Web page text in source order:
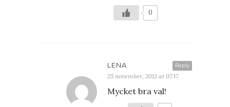
0
Reply
LENA
25 november, 2012 at 07:17
Mycket bra val!